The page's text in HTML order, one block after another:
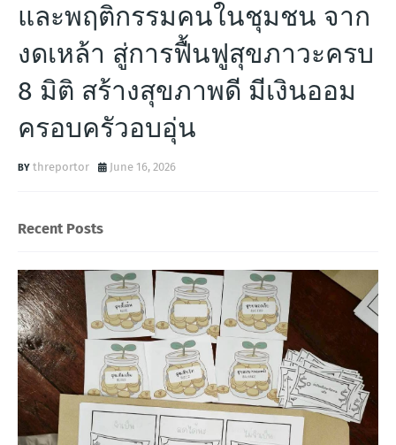
และพฤติกรรมคนในชุมชน จาก
งดเหล้า สู่การฟื้นฟูสุขภาวะครบ
8 มิติ สร้างสุขภาพดี มีเงินออม
ครอบครัวอบอุ่น
threportor June 16, 2026
Recent Posts